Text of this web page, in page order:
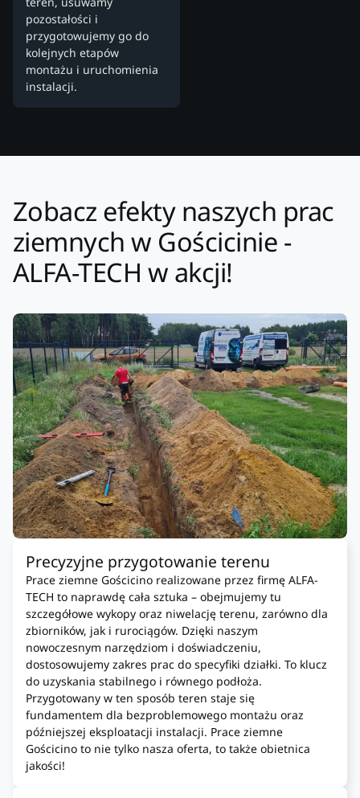
pozostałości i
przygotowujemy go do
kolejnych etapów
montażu i uruchomienia
instalacji.
Zobacz efekty naszych prac
ziemnych w Gościcinie -
ALFA-TECH w akcji!
Precyzyjne przygotowanie terenu
Prace ziemne Gościcino realizowane przez firmę ALFA-
TECH to naprawdę cała sztuka – obejmujemy tu
szczegółowe wykopy oraz niwelację terenu, zarówno dla
zbiorników, jak i rurociągów. Dzięki naszym
nowoczesnym narzędziom i doświadczeniu,
dostosowujemy zakres prac do specyfiki działki. To klucz
do uzyskania stabilnego i równego podłoża.
Przygotowany w ten sposób teren staje się
fundamentem dla bezproblemowego montażu oraz
późniejszej eksploatacji instalacji. Prace ziemne
Gościcino to nie tylko nasza oferta, to także obietnica
jakości!